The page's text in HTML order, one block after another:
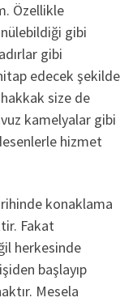
Özellikle
gibi
gibi
edecek şekilde
size de
kamelyalar gibi
hizmet
konaklama
Fakat
herkesinde
başlayıp
Mesela